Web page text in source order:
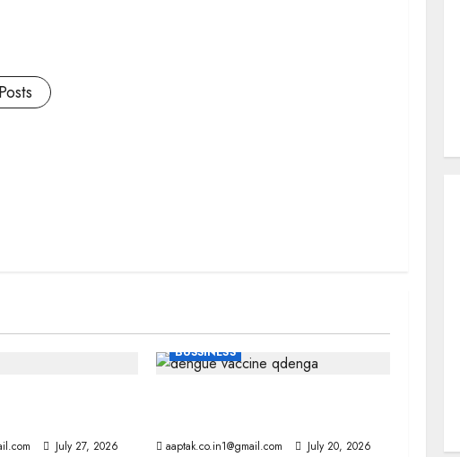
July 27, 2026
BUSSINESS
aaptak.co.in1@gmail.com July 20, 2026